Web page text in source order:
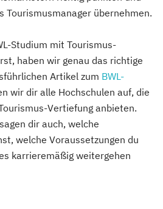
Tourismusmanager übernehmen.
Studium mit Tourismus-
haben wir genau das richtige
Artikel zum BWL-
wir dir alle Hochschulen auf, die
Vertiefung anbieten.
dir auch, welche
welche Voraussetzungen du
karrieremäßig weitergehen